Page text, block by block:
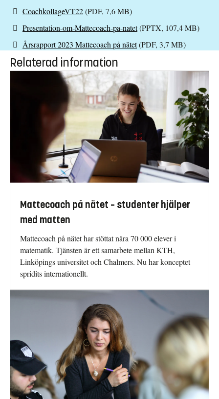
CoachkollageVT22(PDF, 7,6 MB)
Presentation-om-Mattecoach-pa-natet(PPTX, 107,4 MB)
Årsrapport 2023 Mattecoach på nätet(PDF, 3,7 MB)
Relaterad information
Mattecoach på nätet – studenter hjälper
med matten
Mattecoach på nätet har stöttat nära 70 000 elever i
matematik. Tjänsten är ett samarbete mellan KTH,
Linköpings universitet och Chalmers. Nu har konceptet
spridits internationellt.